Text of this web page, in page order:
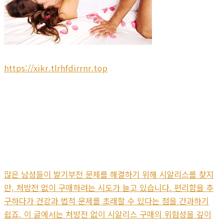
https://xikr.tlrhfdirrnr.top
많은 남성들이 발기부전 문제를 해결하기 위해 시알리스를 찾지
만, 처방전 없이 구매하려는 시도가 늘고 있습니다. 편리함을 추
구하다가 건강과 법적 문제를 초래할 수 있다는 점을 간과하기
쉽죠. 이 글에서는 처방전 없이 시알리스 구매의 위험성을 깊이